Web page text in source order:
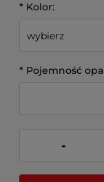
* Kolor:
* Pojemność
-